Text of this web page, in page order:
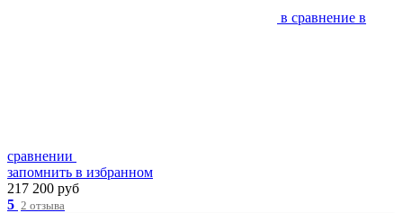
в сравнение в
сравнении
запомнить в избранном
217 200 руб
5 2 отзыва